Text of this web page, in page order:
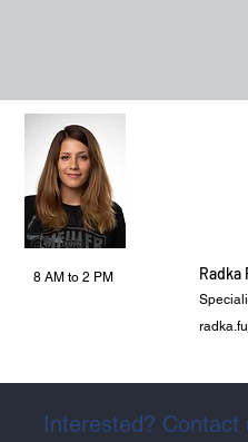
Radka
8 AM to 2 PM
Interested? Contact